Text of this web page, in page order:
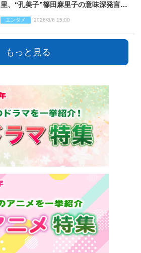
里、“孔美子”篠田麻里子の意味深発言に
開」
エンタメ 2026/8/6 15:00
もっと見る